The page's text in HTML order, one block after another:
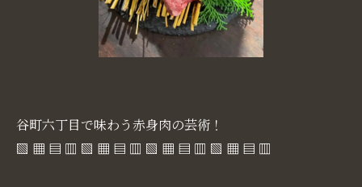
谷町六丁目で味わう赤身肉の芸術！
▧ ▦ ▤ ▥ ▧ ▦ ▤ ▥ ▧ ▦ ▤ ▥ ▧ ▦ ▤ ▥